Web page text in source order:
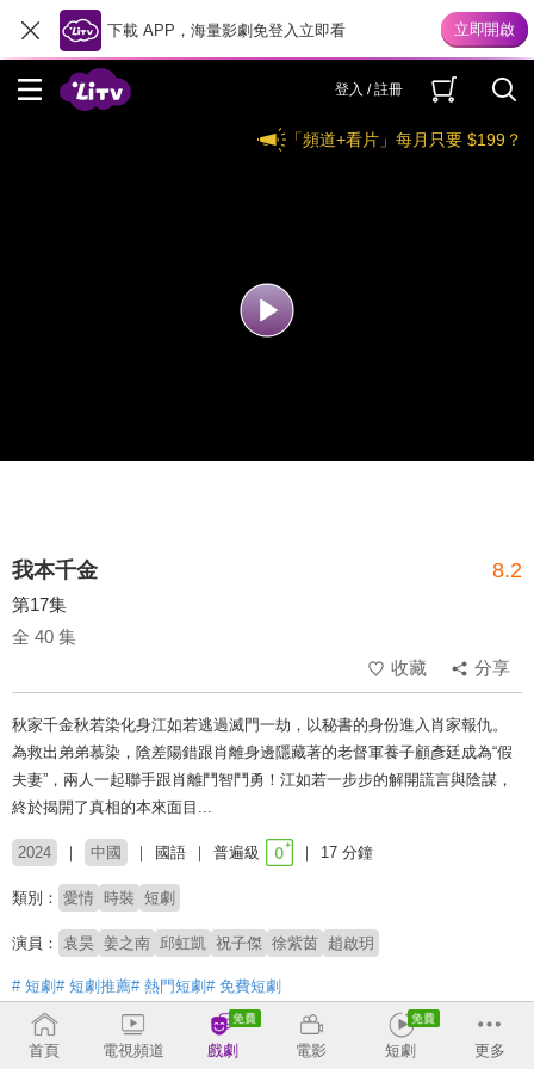
下載 APP，海量影劇免登入立即看
登入 / 註冊
「頻道+看片」每月只要 $199？
我本千金 8.2
第17集
全 40 集
收藏
分享
秋家千金秋若染化身江如若逃過滅門一劫，以秘書的身份進入肖家報仇。
為救出弟弟慕染，陰差陽錯跟肖離身邊隱藏著的老督軍養子顧彥廷成為“假
夫妻”，兩人一起聯手跟肖離鬥智鬥勇！江如若一步步的解開謊言與陰謀，
終於揭開了真相的本來面目...
2024 中國 國語 普遍級 17 分鐘
類別： 愛情 時裝 短劇
演員： 袁昊 姜之南 邱虹凱 祝子傑 徐紫茵 趙啟玥
# 短劇 # 短劇推薦# 熱門短劇 # 免費短劇
首頁 電視頻道 戲劇 電影 短劇 更多